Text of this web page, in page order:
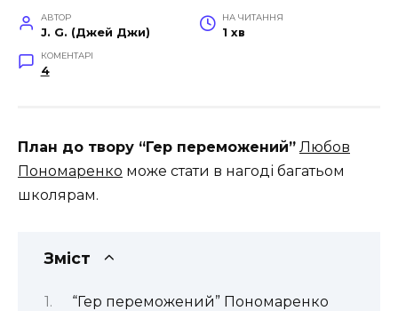
АВТОР
J. G. (Джей Джи)
НА ЧИТАННЯ
1 хв
КОМЕНТАРІ
4
План до твору “Гер переможений” Любов
Пономаренко може стати в нагоді багатьом
школярам.
Зміст
“Гер переможений” Пономаренко